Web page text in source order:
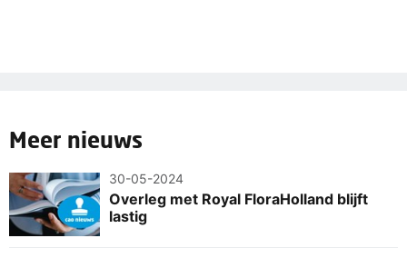
Meer nieuws
30-05-2024
Overleg met Royal FloraHolland blijft
lastig